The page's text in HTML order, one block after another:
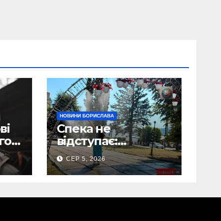
у
НОВИНИ БОРИСЛАВА
Спека не
відступає:
Борислав рятує
жителів від
рекордної спеки
СЕР 5, 2026